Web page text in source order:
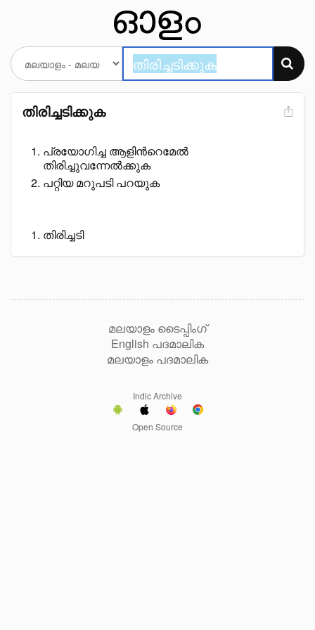
തിരിച്ചടിക്കുക
പ്രയോഗിച്ച ആളിൻറെമേൽ
തിരിച്ചുവന്നേൽക്കുക
പറ്റിയ മറുപടി പറയുക
തിരിച്ചടി
മലയാളം ടൈപ്പിംഗ്
English പദമാലിക
മലയാളം പദമാലിക
Indic Archive
Open Source